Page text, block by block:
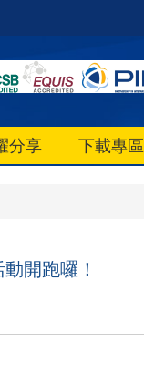
分享 下載專區
開跑囉！